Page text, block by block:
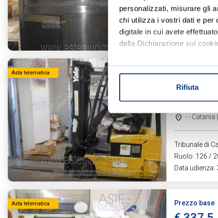
personalizzati, misurare gli
chi utilizza i vostri dati e per
digitale in cui avete
dalla Dichiarazione sui
Con il tuo consenso,
Identificare il tuo
digitali).
Approfondisci come
modificare o ritirare il tuo
Utilizziamo i cookie per
nostro traffico.
di analisi dei dati web,
Rifiuta
Tribunale di
Ruolo: 126 /
Data
Asta telematica Prezzo base
€ 2.250
- - Catania
Tribunale di
Ruolo: 126 /
Data
Asta telematica Prezzo base